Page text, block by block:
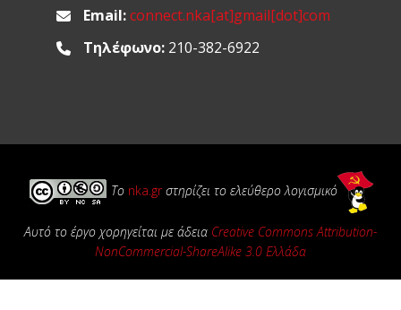
Email: connect.nka[at]gmail[dot]com
Τηλέφωνο:210-382-6922
Το nka.gr στηρίζει το ελεύθερο λογισμικό
Αυτό το έργο χορηγείται με άδεια Creative Commons Attribution-
NonCommercial-ShareAlike 3.0 Ελλάδα